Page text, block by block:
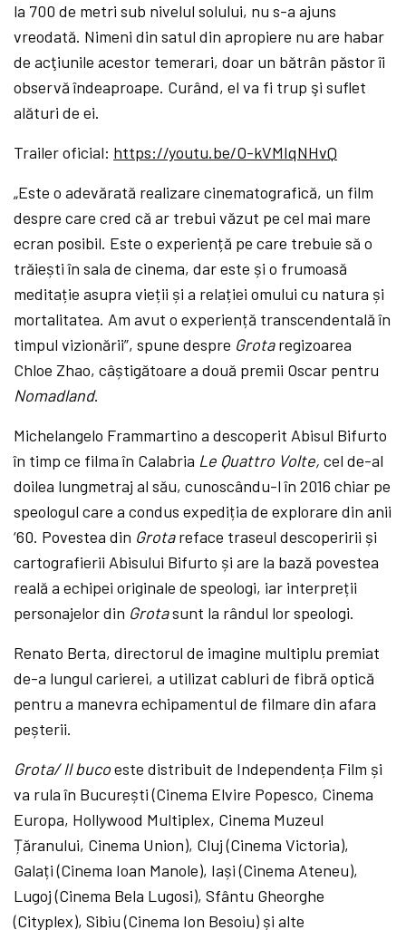
la 700 de metri sub nivelul solului, nu s-a ajuns
vreodată. Nimeni din satul din apropiere nu are habar
de acţiunile acestor temerari, doar un bătrân păstor îi
observă îndeaproape. Curând, el va fi trup şi suflet
alături de ei.
Trailer oficial: https://youtu.be/O-kVMIqNHvQ
„Este o adevărată realizare cinematografică, un film
despre care cred că ar trebui văzut pe cel mai mare
ecran posibil. Este o experiență pe care trebuie să o
trăiești în sala de cinema, dar este și o frumoasă
meditație asupra vieții și a relației omului cu natura și
mortalitatea. Am avut o experiență transcendentală în
timpul vizionării”, spune despre Grotaregizoarea
Chloe Zhao, câștigătoare a două premii Oscar pentru
Nomadland.
Michelangelo Frammartino a descoperit Abisul Bifurto
în timp ce filma în Calabria Le Quattro Volte,cel de-al
doilea lungmetraj al său, cunoscându-l în 2016 chiar pe
speologul care a condus expediția de explorare din anii
‘60. Povestea din Grotareface traseul descoperirii și
cartografierii Abisului Bifurto și are la bază povestea
reală a echipei originale de speologi, iar interpreții
personajelor din Grotasunt la rândul lor speologi.
Renato Berta, directorul de imagine multiplu premiat
de-a lungul carierei, a utilizat cabluri de fibră optică
pentru a manevra echipamentul de filmare din afara
peșterii.
Grota/ Il bucoeste distribuit de Independența Film și
va rula în București (Cinema Elvire Popesco, Cinema
Europa, Hollywood Multiplex, Cinema Muzeul
Țăranului, Cinema Union), Cluj (Cinema Victoria),
Galați (Cinema Ioan Manole), Iași (Cinema Ateneu),
Lugoj (Cinema Bela Lugosi), Sfântu Gheorghe
(Cityplex), Sibiu (Cinema Ion Besoiu) și alte